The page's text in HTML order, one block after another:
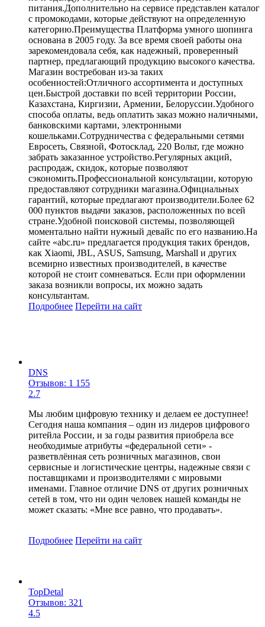
питания.Дополнительно на сервисе представлен каталог
с промокодами, которые действуют на определенную
категорию.Преимущества Платформа умного шопинга
основана в 2005 году. За все время своей работы она
зарекомендовала себя, как надежный, проверенный
партнер, предлагающий продукцию высокого качества.
Магазин востребован из-за таких
особенностей:Отличного ассортимента и доступных
цен.Быстрой доставки по всей территории России,
Казахстана, Киргизии, Армении, Белоруссии.Удобного
способа оплаты, ведь оплатить заказ можно наличными,
банковскими картами, электронными
кошельками.Сотрудничества с федеральными сетями
Евросеть, Связной, Фотосклад, 220 Вольт, где можно
забрать заказанное устройство.Регулярных акций,
распродаж, скидок, которые позволяют
сэкономить.Профессиональной консультации, которую
предоставляют сотрудники магазина.Официальных
гарантий, которые предлагают производители.Более 62
000 пунктов выдачи заказов, расположенных по всей
стране.Удобной поисковой системы, позволяющей
моментально найти нужный девайс по его названию.На
сайте «abc.ru» предлагается продукция таких брендов,
как Xiaomi, JBL, ASUS, Samsung, Marshall и других
всемирно известных производителей, в качестве
которой не стоит сомневаться. Если при оформлении
заказа возникли вопросы, их можно задать
консультантам.
Подробнее Перейти на сайт
DNS
Отзывов: 1 155
2.7
Мы любим цифровую технику и делаем ее доступнее!
Сегодня наша компания – один из лидеров цифрового
ритейла России, и за годы развития приобрела все
необходимые атрибуты «федеральной сети» -
разветвлённая сеть розничных магазинов, свои
сервисные и логистические центры, надежные связи с
поставщиками и производителями с мировыми
именами. Главное отличие DNS от других розничных
сетей в том, что ни один человек нашей команды не
может сказать: «Мне все равно, что продавать».
Подробнее Перейти на сайт
TopDetal
Отзывов: 321
4.5